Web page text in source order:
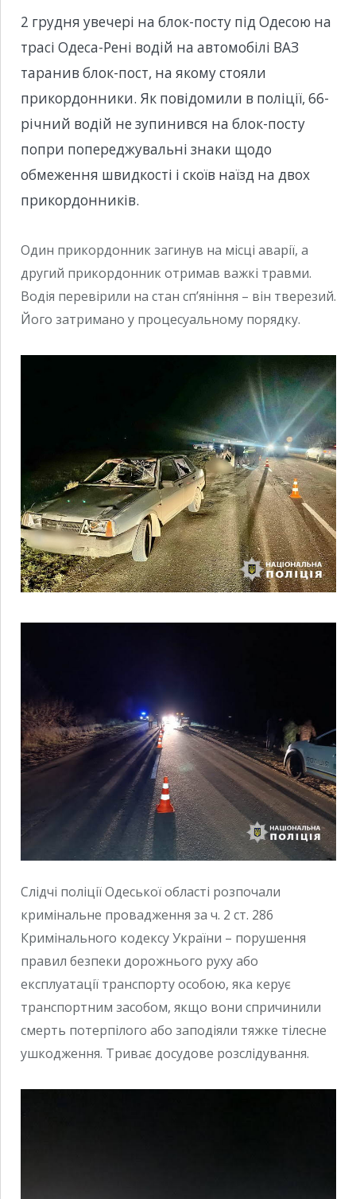
2 грудня увечері на блок-посту під Одесою на
трасі Одеса-Рені водій на автомобілі ВАЗ
таранив блок-пост, на якому стояли
прикордонники. Як повідомили в поліції, 66-
річний водій не зупинився на блок-посту
попри попереджувальні знаки щодо
обмеження швидкості і скоїв наїзд на двох
прикордонників.
Один прикордонник загинув на місці аварії, а
другий прикордонник отримав важкі травми.
Водія перевірили на стан сп’яніння – він тверезий.
Його затримано у процесуальному порядку.
Слідчі поліції Одеської області розпочали
кримінальне провадження за ч. 2 ст. 286
Кримінального кодексу України – порушення
правил безпеки дорожнього руху або
експлуатації транспорту особою, яка керує
транспортним засобом, якщо вони спричинили
смерть потерпілого або заподіяли тяжке тілесне
ушкодження. Триває досудове розслідування.